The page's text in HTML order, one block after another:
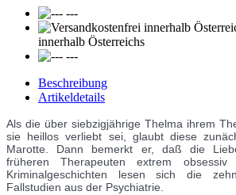
---
innerhalb Österreichs
---
Beschreibung
Artikeldetails
Als die über siebzigjährige Thelma ihrem
sie heillos verliebt sei, glaubt diese
Marotte. Dann bemerkt er, daß die
früheren Therapeuten extrem
Kriminalgeschichten lesen sich die
Fallstudien aus der Psychiatrie.